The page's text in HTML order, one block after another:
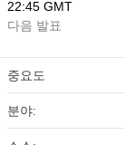
22:45 GMT
다음 발표
중요도
분야: